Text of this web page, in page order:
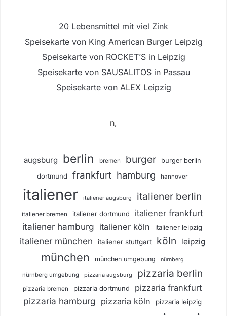
20 Lebensmittel mit viel Zink
Speisekarte von King American Burger Leipzig
Speisekarte von ROCKET’S in Leipzig
Speisekarte von SAUSALITOS in Passau
Speisekarte von ALEX Leipzig
n,
augsburg berlin bremen burger burger berlin
dortmund frankfurt hamburg hannover
italiener italiener augsburg italiener berlin
italiener bremen italiener dortmund italiener frankfurt
italiener hamburg italiener köln italiener leipzig
italiener münchen italiener stuttgart köln leipzig
münchen münchen umgebung nürnberg
nürnberg umgebung pizzaria augsburg pizzaria berlin
pizzaria bremen pizzaria dortmund pizzaria frankfurt
pizzaria hamburg pizzaria köln pizzaria leipzig